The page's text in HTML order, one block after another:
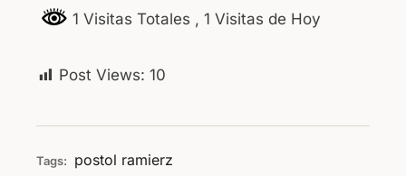
1 Visitas Totales , 1 Visitas de Hoy
Post Views: 10
Tags: postol ramierz